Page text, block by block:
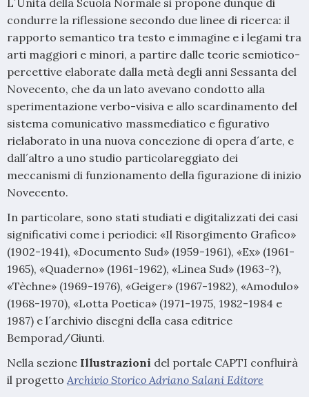
L´Unità della Scuola Normale si propone dunque di
condurre la riflessione secondo due linee di ricerca: il
rapporto semantico tra testo e immagine e i legami tra
arti maggiori e minori, a partire dalle teorie semiotico-
percettive elaborate dalla metà degli anni Sessanta del
Novecento, che da un lato avevano condotto alla
sperimentazione verbo-visiva e allo scardinamento del
sistema comunicativo massmediatico e figurativo
rielaborato in una nuova concezione di opera d´arte, e
dall´altro a uno studio particolareggiato dei
meccanismi di funzionamento della figurazione di inizio
Novecento.
In particolare, sono stati studiati e digitalizzati dei casi
significativi come i periodici: «Il Risorgimento Grafico»
(1902-1941), «Documento Sud» (1959-1961), «Ex» (1961-
1965), «Quaderno» (1961-1962), «Linea Sud» (1963-?),
«Tèchne» (1969-1976), «Geiger» (1967-1982), «Amodulo»
(1968-1970), «Lotta Poetica» (1971-1975, 1982-1984 e
1987) e l´archivio disegni della casa editrice
Bemporad/Giunti.
Nella sezione Illustrazioni del portale CAPTI confluirà
il progetto Archivio Storico Adriano Salani Editore